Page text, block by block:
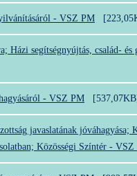
- VSZ PM
segítségnyújtás, család-
- VSZ PM
javaslatának jóváhagyása;
Közösségi Színtér -